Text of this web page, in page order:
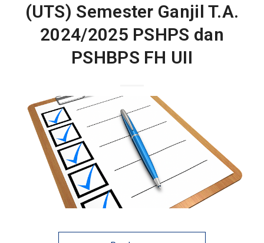
(UTS) Semester Ganjil T.A.
2024/2025 PSHPS dan
PSHBPS FH UII